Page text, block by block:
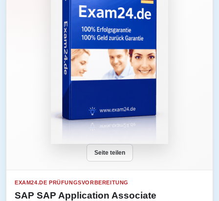
Seite teilen
EXAM24.DE PRÜFUNGSVORBEREITUNG
SAP SAP Application Associate